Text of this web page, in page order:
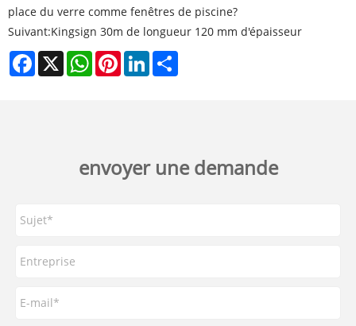
place du verre comme fenêtres de piscine?
Suivant:Kingsign 30m de longueur 120 mm d'épaisseur
Facebook
X WhatsAppPinterestLinkedIn
envoyer une demande